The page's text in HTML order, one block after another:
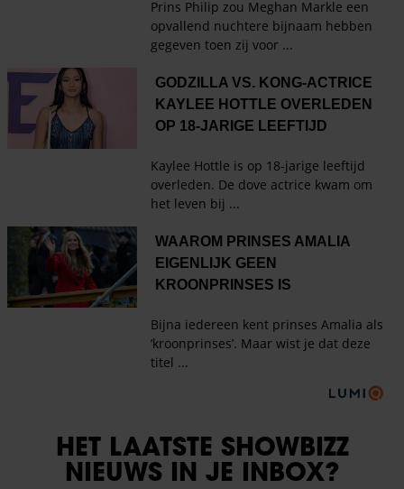
HET LAATSTE SHOWBIZZ
NIEUWS IN JE INBOX?